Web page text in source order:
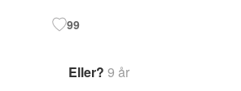
99
Eller? 9 år